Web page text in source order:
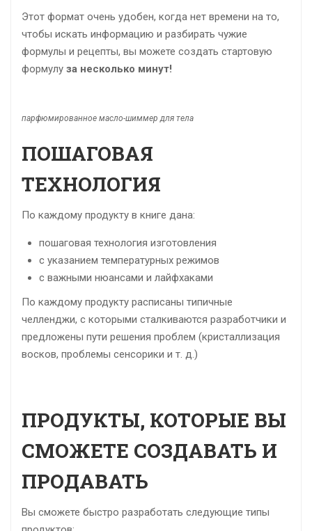
Этот формат очень удобен, когда нет времени на то,
чтобы искать информацию и разбирать чужие
формулы и рецепты, вы можете создать стартовую
формулу за несколько минут!
парфюмированное масло-шиммер для тела
ПОШАГОВАЯ
ТЕХНОЛОГИЯ
По каждому продукту в книге дана:
пошаговая технология изготовления
с указанием температурных режимов
с важными нюансами и лайфхаками
По каждому продукту расписаны типичные
челленджи, с которыми сталкиваются разработчики и
предложены пути решения проблем (кристаллизация
восков, проблемы сенсорики и т. д.)
ПРОДУКТЫ, КОТОРЫЕ ВЫ
СМОЖЕТЕ СОЗДАВАТЬ И
ПРОДАВАТЬ
Вы сможете быстро разработать следующие типы